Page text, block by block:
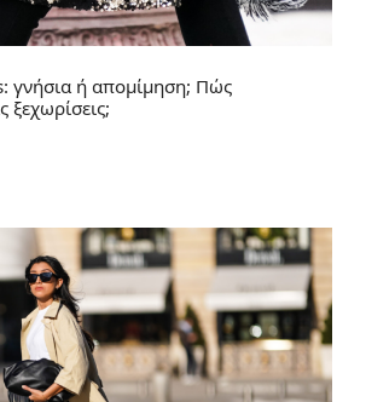
γνήσια ή απομίμηση; Πώς
ξεχωρίσεις;